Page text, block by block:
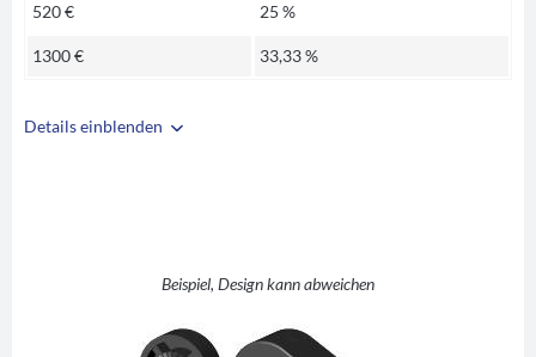
Details einblenden
Beispiel, Design kann abweichen
520 € 25 %
1300 € 33,33 %